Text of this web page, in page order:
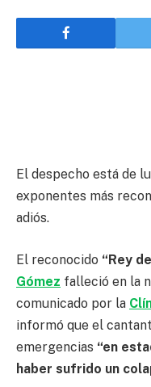
El despecho está de
exponentes más
adiós.
El reconocido “Rey
Gómez falleció en la
comunicado por la
informó que el
emergencias “en
haber sufrido un